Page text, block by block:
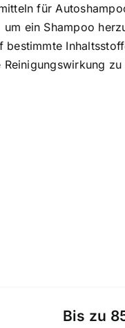
für
ein Shampoo
Bis zu